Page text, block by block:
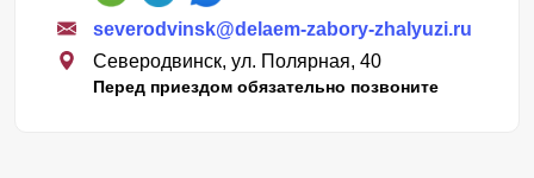
severodvinsk@delaem-zabory-zhalyuzi.ru
Северодвинск, ул. Полярная, 40
Перед приездом обязательно позвоните